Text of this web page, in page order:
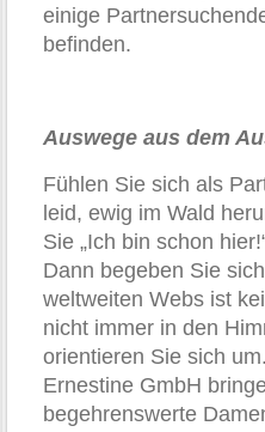
einige
befinden.
Auswege aus dem
Fühlen Sie sich als
leid, ewig im Wald
Sie „Ich bin schon
Dann begeben Sie
weltweiten Webs ist
nicht immer in den
orientieren Sie sich
Ernestine GmbH
begehrenswerte